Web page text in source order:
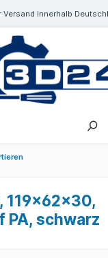
Versand innerhalb
119x62x30,
PA, schwarz